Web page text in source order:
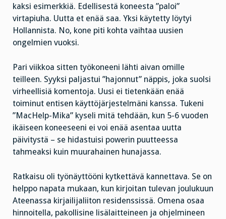
kaksi esimerkkiä. Edellisestä koneesta ”paloi”
virtapiuha. Uutta et enää saa. Yksi käytetty löytyi
Hollannista. No, kone piti kohta vaihtaa uusien
ongelmien vuoksi.
Pari viikkoa sitten työkoneeni lähti aivan omille
teilleen. Syyksi paljastui ”hajonnut” näppis, joka suolsi
virheellisiä komentoja. Uusi ei tietenkään enää
toiminut entisen käyttöjärjestelmäni kanssa. Tukeni
”MacHelp-Mika” kyseli mitä tehdään, kun 5-6 vuoden
ikäiseen koneeseeni ei voi enää asentaa uutta
päivitystä – se hidastuisi powerin puutteessa
tahmeaksi kuin muurahainen hunajassa.
Ratkaisu oli työnäyttööni kytkettävä kannettava. Se on
helppo napata mukaan, kun kirjoitan tulevan joulukuun
Ateenassa kirjailijaliiton residenssissä. Omena osaa
hinnoitella, pakollisine lisälaitteineen ja ohjelmineen